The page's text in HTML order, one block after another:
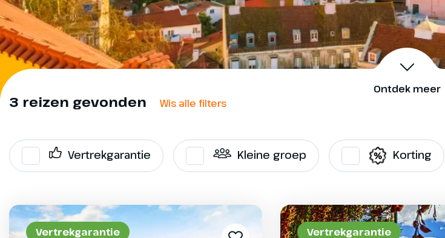
Ontdek meer
3 reizen gevonden Wis alle filters
Vertrekgarantie Kleine groep Korting
Vertrekgarantie Vertrekgarantie